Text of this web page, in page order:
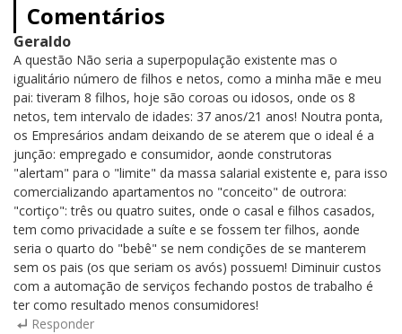
Comentários
Geraldo
A questão Não seria a superpopulação existente mas o
igualitário número de filhos e netos, como a minha mãe e meu
pai: tiveram 8 filhos, hoje são coroas ou idosos, onde os 8
netos, tem intervalo de idades: 37 anos/21 anos! Noutra ponta,
os Empresários andam deixando de se aterem que o ideal é a
junção: empregado e consumidor, aonde construtoras
"alertam" para o "limite" da massa salarial existente e, para isso
comercializando apartamentos no "conceito" de outrora:
"cortiço": três ou quatro suites, onde o casal e filhos casados,
tem como privacidade a suíte e se fossem ter filhos, aonde
seria o quarto do "bebê" se nem condições de se manterem
sem os pais (os que seriam os avós) possuem! Diminuir custos
com a automação de serviços fechando postos de trabalho é
ter como resultado menos consumidores!
Responder